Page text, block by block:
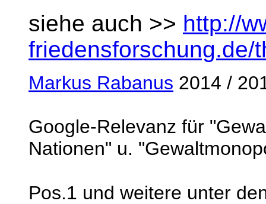
siehe auch >> http://
friedensforschung.de/
Markus Rabanus 2014 /
Google-Relevanz für
Nationen" u.
Pos.1 und weitere unter